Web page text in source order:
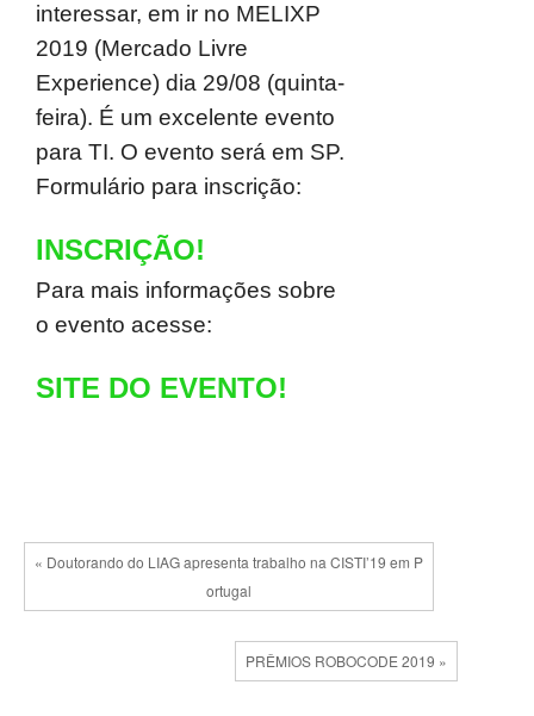
interessar, em ir no MELIXP
2019 (Mercado Livre
Experience) dia 29/08 (quinta-
feira). É um excelente evento
para TI. O evento será em SP.
Formulário para inscrição:
INSCRIÇÃO!
Para mais informações sobre
o evento acesse:
SITE DO EVENTO!
« Doutorando do LIAG apresenta trabalho na CISTI’19 em P
ortugal
PRÊMIOS ROBOCODE 2019 »